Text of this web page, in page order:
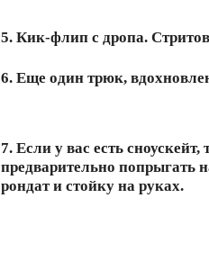
5. Кик-флип с дропа.
6. Еще один трюк,
7. Если у вас есть
предварительно попрыгать
рондат и стойку на руках.